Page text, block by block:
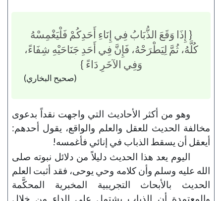
{ إِذَا وَقَعَ الذُّبَابُ فِي إِنَاءِ أَحَدِكُمْ فَلْيَغْمِسْهُ
كُلَّهُ، ثُمَّ لِيَطْرَحْهُ، فَإِنَّ فِي أَحَدِ جَنَاحَيْهِ شِفَاءً،
وَفِي الآخَرِ دَاءً }
(صحيح البخاري)
وهو من أكثر الأحاديث التي واجهت نقداً بدعوى
مخالفة الحديث للعقل والعلم والواقع، يقول أحدهم:
أيعقل أن يسقط الذباب في إنائي فأغمسه!
اليوم يعد هذا الحديث دليلاً من دلائل نبوته صلى
الله عليه وسلم وأن كلامه وحي يوحى، فقد أثبت العلم
الحديث بالأبحاث التجريبية المخبرية المحكَّمة
والمعتمدة أن الذباب يشتمل على الداء من خلال